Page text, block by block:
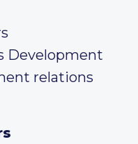
Development
relations